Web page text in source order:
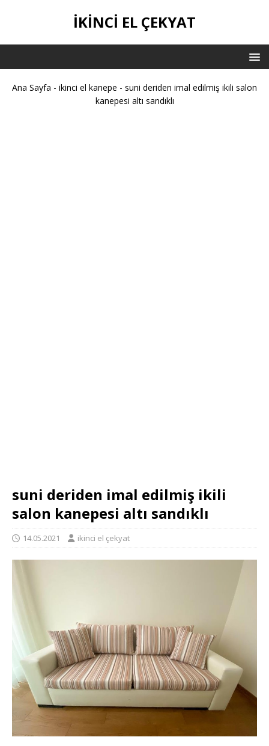
IKINCI EL ÇEKYAT
Ana Sayfa - ikinci el kanepe - suni deriden imal edilmiş ikili salon
kanepesi altı sandıklı
suni deriden imal edilmiş ikili
salon kanepesi altı sandıklı
14.05.2021 ikinci el çekyat